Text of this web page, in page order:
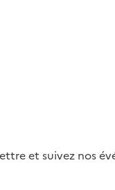
et suivez nos